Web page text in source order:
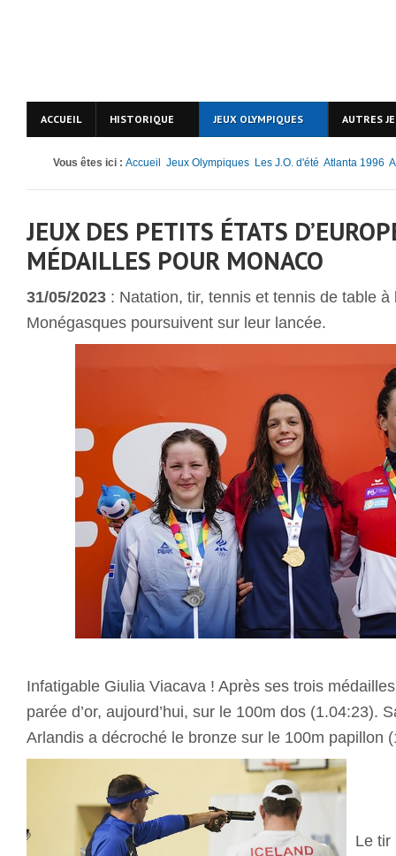
ACCUEIL HISTORIQUE JEUX OLYMPIQUES AUTRES
Vous êtes ici : Accueil Jeux Olympiques Les J.O. d'été Atlanta 1996
JEUX DES PETITS ÉTATS
MÉDAILLES POUR MONACO
31/05/2023 : Natation, tir, tennis et tennis de table à
Monégasques poursuivent sur leur lancée.
Infatigable Giulia Viacava ! Après ses trois
parée d’or, aujourd’hui, sur le 100m dos (1.04:23).
Arlandis a décroché le bronze sur le 100m papillon
Le tir